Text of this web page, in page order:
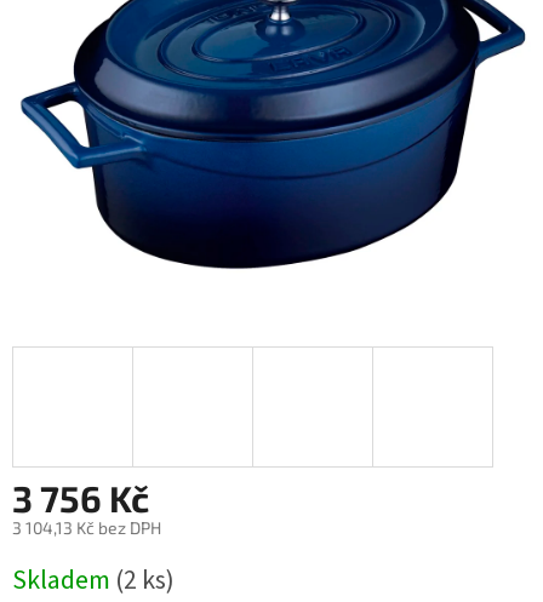
hvězdiček.
3 756 Kč
3 104,13 Kč bez DPH
cena:
Skladem (2 ks)